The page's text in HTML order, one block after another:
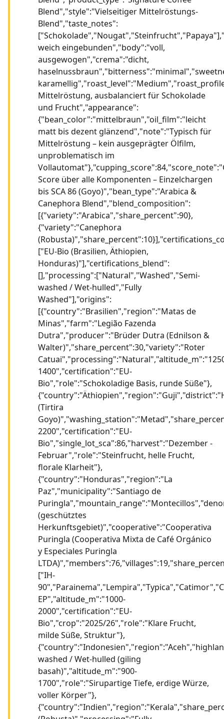
Blend","style":"Vielseitiger Mittelröstungs-
Blend","taste_notes":
weich eingebunden","body":"voll,
ausgewogen","crema":"dicht,
Mittelröstung, ausbalanciert für Schokolade
und Frucht","appearance":
{"bean_color":"mittelbraun","oil_film":"leicht
matt bis dezent glänzend","note":"Typisch für
Mittelröstung – kein ausgeprägter Ölfilm,
unproblematisch im
Score über alle Komponenten – Einzelchargen
bis SCA 86 (Goyo)","bean_type":"Arabica &
Canephora Blend","blend_composition":
[{"variety":"Arabica","share_percent":90},
{"variety":"Canephora
["EU-Bio (Brasilien, Äthiopien,
Honduras)"],"certifications_blend":
[],"processing":["Natural","Washed","Semi-
washed / Wet-hulled","Fully
Washed"],"origins":
[{"country":"Brasilien","region":"Matas de
Minas","farm":"Legião Fazenda
Dutra","producer":"Brüder Dutra (Ednilson &
Walter)","share_percent":30,"variety":"Roter
1400","certification":"EU-
Bio","role":"Schokoladige Basis, runde Süße"},
(Tirtira
2200","certification":"EU-
Bio","single_lot_sca":86,"harvest":"Dezember -
Februar","role":"Steinfrucht, helle Frucht,
florale Klarheit"},
{"country":"Honduras","region":"La
Paz","municipality":"Santiago de
(geschütztes
Herkunftsgebiet)","cooperative":"Cooperativa
Puringla (Cooperativa Mixta de Café Orgánico
y Especiales Puringla
["IH-
EP","altitude_m":"1000-
2000","certification":"EU-
Bio","crop":"2025/26","role":"Klare Frucht,
milde Süße, Struktur"},
washed / Wet-hulled (giling
basah)","altitude_m":"900-
1700","role":"Sirupartige Tiefe, erdige Würze,
voller Körper"},